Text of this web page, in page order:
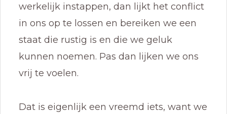
werkelijk instappen, dan lijkt het conflict
in ons op te lossen en bereiken we een
staat die rustig is en die we geluk
kunnen noemen. Pas dan lijken we ons
vrij te voelen.
Dat is eigenlijk een vreemd iets, want we